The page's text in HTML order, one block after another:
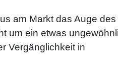
am Markt das Auge des
um ein etwas
Vergänglichkeit in